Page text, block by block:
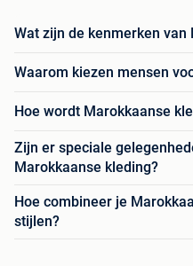
Wat zijn de kenmerken
Waarom kiezen mensen
Hoe wordt Marokkaanse
Zijn er speciale
Marokkaanse kleding?
Hoe combineer je
stijlen?